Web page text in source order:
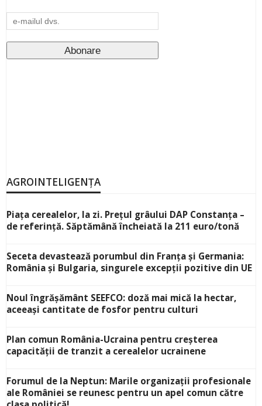
AGROINTELIGENȚA
Piața cerealelor, la zi. Prețul grâului DAP Constanța –
de referință. Săptămână încheiată la 211 euro/tonă
Seceta devastează porumbul din Franța și Germania:
România și Bulgaria, singurele excepții pozitive din UE
Noul îngrășământ SEEFCO: doză mai mică la hectar,
aceeași cantitate de fosfor pentru culturi
Plan comun România-Ucraina pentru creșterea
capacității de tranzit a cerealelor ucrainene
Forumul de la Neptun: Marile organizații profesionale
ale României se reunesc pentru un apel comun către